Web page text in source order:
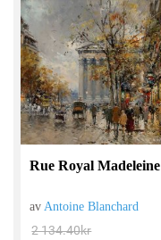
Rue Royal Madeleine
avAntoine Blanchard
2 134.40kr